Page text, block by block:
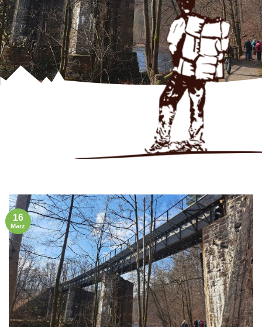
16
März